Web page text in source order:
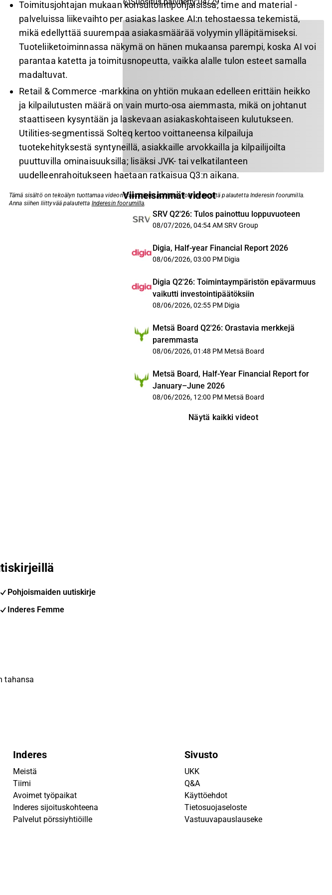
Toimitusjohtajan mukaan konsultointipohjaisissa, time and material -
palveluissa liikevaihto per asiakas laskee AI:n tehostaessa tekemistä,
mikä edellyttää suurempaa asiakasmäärää volyymin ylläpitämiseksi.
Tuoteliiketoiminnassa näkymä on hänen mukaansa parempi, koska AI voi
parantaa katetta ja toimitusnopeutta, vaikka alalle tulon esteet samalla
madaltuvat.
Retail & Commerce -markkina on yhtiön mukaan edelleen erittäin heikko
ja kilpailutusten määrä on vain murto-osa aiemmasta, mikä on johtanut
staattiseen kysyntään ja laskevaan asiakaskohtaiseen kulutukseen.
Utilities-segmentissä Solteq kertoo voittaneensa kilpailuja
tuotekehityksestä syntyneillä, asiakkaille arvokkailla ja kilpailijoilta
puuttuvilla ominaisuuksilla; lisäksi JVK- tai velkatilanteen
uudelleenrahoitukseen haetaan ratkaisua Q3:n aikana.
Tämä sisältö on tekoälyn tuottamaa videon transkriptin pohjalta. Voit antaa siitä palautetta Inderesin foorumilla.
Anna siihen liittyvää palautetta Inderesin foorumilla.
Viimeisimmät videot
SRV Q2'26: Tulos painottuu loppuvuoteen
08/07/2026, 04:54 AM SRV Group
Digia, Half-year Financial Report 2026
08/06/2026, 03:00 PM Digia
Digia Q2'26: Toimintaympäristön epävarmuus
vaikutti investointipäätöksiin
08/06/2026, 02:55 PM Digia
Metsä Board Q2'26: Orastavia merkkejä
paremmasta
08/06/2026, 01:48 PM Metsä Board
Metsä Board, Half-Year Financial Report for
January–June 2026
08/06/2026, 12:00 PM Metsä Board
Näytä kaikki videot
Pohjoismaiden uutiskirje
Inderes Femme
tahansa
Inderes
Meistä
Tiimi
Avoimet työpaikat
Inderes sijoituskohteena
Palvelut pörssiyhtiöille
Sivusto
UKK
Q&A
Käyttöehdot
Tietosuojaseloste
Vastuuvapauslauseke